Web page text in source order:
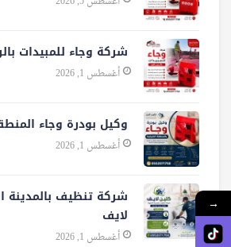
شركة وجاء للمبيدات
أغسطس 1, 2026
وكيل بودرة وجاء
أغسطس 1, 2026
شركة تنظيف بالمدينة
لايف
أغسطس 1, 2026
→